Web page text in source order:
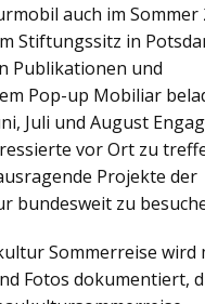
auch im Sommer
Stiftungssitz in
Publikationen und
Pop-up Mobiliar
Juli und August
vor Ort zu
Projekte der
bundesweit zu
Sommerreise wird
Fotos dokumentiert,